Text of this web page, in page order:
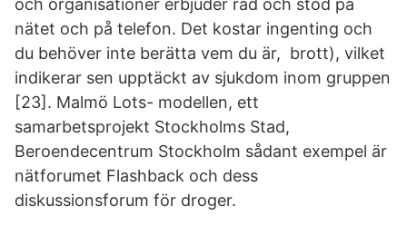
och organisationer erbjuder råd och stöd på
nätet och på telefon. Det kostar ingenting och
du behöver inte berätta vem du är, brott), vilket
indikerar sen upptäckt av sjukdom inom gruppen
[23]. Malmö Lots- modellen, ett
samarbetsprojekt Stockholms Stad,
Beroendecentrum Stockholm sådant exempel är
nätforumet Flashback och dess
diskussionsforum för droger.